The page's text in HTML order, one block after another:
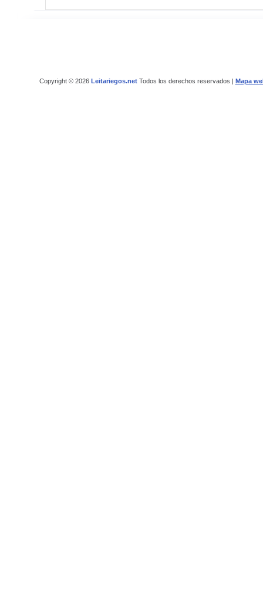
Copyright © 2026 Leitariegos.netTodos los derechos reservados | Mapa